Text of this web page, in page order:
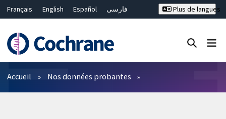
Français English Español
فارسی
Bahasa Malaysia
ไทย
繁體中文
简体中文
Plus de langues
Filtres
Accueil Nos données probantes